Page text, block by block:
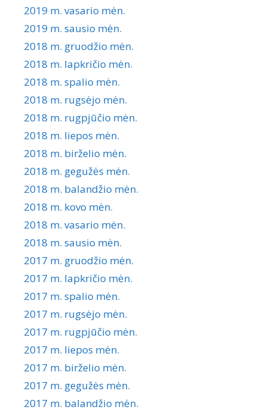
2019 m. vasario mėn.
2019 m. sausio mėn.
2018 m. gruodžio mėn.
2018 m. lapkričio mėn.
2018 m. spalio mėn.
2018 m. rugsėjo mėn.
2018 m. rugpjūčio mėn.
2018 m. liepos mėn.
2018 m. birželio mėn.
2018 m. gegužės mėn.
2018 m. balandžio mėn.
2018 m. kovo mėn.
2018 m. vasario mėn.
2018 m. sausio mėn.
2017 m. gruodžio mėn.
2017 m. lapkričio mėn.
2017 m. spalio mėn.
2017 m. rugsėjo mėn.
2017 m. rugpjūčio mėn.
2017 m. liepos mėn.
2017 m. birželio mėn.
2017 m. gegužės mėn.
2017 m. balandžio mėn.